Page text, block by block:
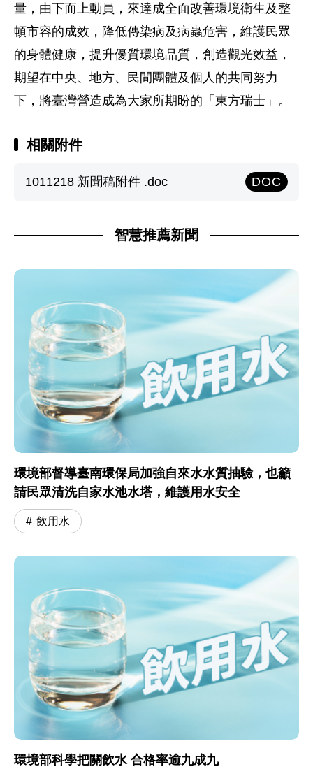
量，由下而上動員，來達成全面改善環境衛生及整
頓市容的成效，降低傳染病及病蟲危害，維護民眾
的身體健康，提升優質環境品質，創造觀光效益，
期望在中央、地方、民間團體及個人的共同努力
下，將臺灣營造成為大家所期盼的「東方瑞士」。
相關附件
1011218 新聞稿附件 .doc DOC
智慧推薦新聞
環境部督導臺南環保局加強自來水水質抽驗，也籲
請民眾清洗自家水池水塔，維護用水安全
飲用水
環境部科學把關飲水 合格率逾九成九